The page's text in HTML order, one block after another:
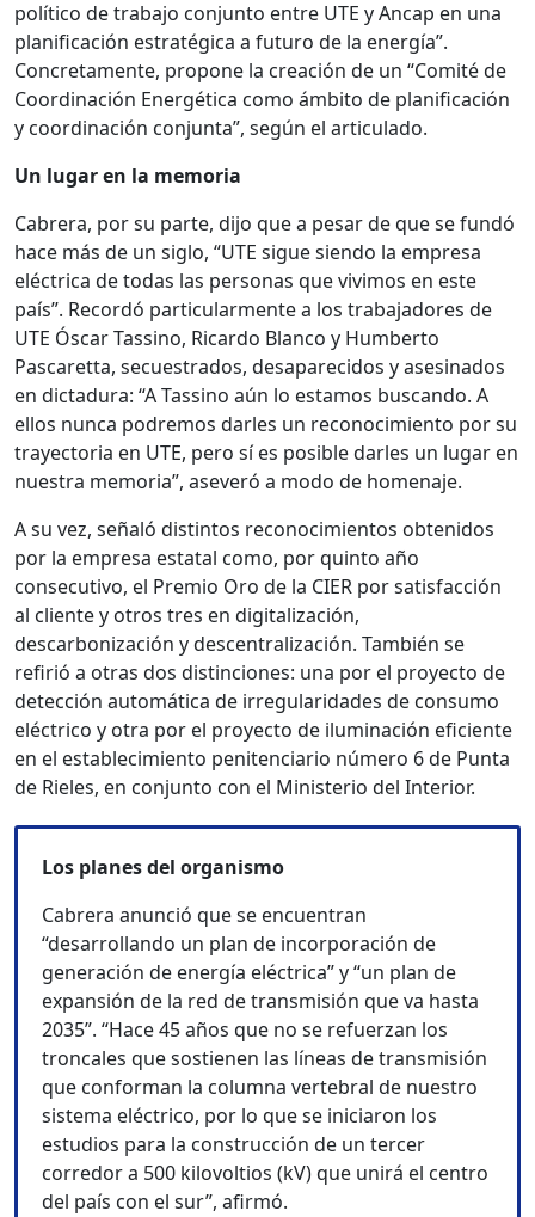
político de trabajo conjunto entre UTE y Ancap en una
planificación estratégica a futuro de la energía”.
Concretamente, propone la creación de un “Comité de
Coordinación Energética como ámbito de planificación
y coordinación conjunta”, según el articulado.
Un lugar en la memoria
Cabrera, por su parte, dijo que a pesar de que se fundó
hace más de un siglo, “UTE sigue siendo la empresa
eléctrica de todas las personas que vivimos en este
país”. Recordó particularmente a los trabajadores de
UTE Óscar Tassino, Ricardo Blanco y Humberto
Pascaretta, secuestrados, desaparecidos y asesinados
en dictadura: “A Tassino aún lo estamos buscando. A
ellos nunca podremos darles un reconocimiento por su
trayectoria en UTE, pero sí es posible darles un lugar en
nuestra memoria”, aseveró a modo de homenaje.
A su vez, señaló distintos reconocimientos obtenidos
por la empresa estatal como, por quinto año
consecutivo, el Premio Oro de la CIER por satisfacción
al cliente y otros tres en digitalización,
descarbonización y descentralización. También se
refirió a otras dos distinciones: una por el proyecto de
detección automática de irregularidades de consumo
eléctrico y otra por el proyecto de iluminación eficiente
en el establecimiento penitenciario número 6 de Punta
de Rieles, en conjunto con el Ministerio del Interior.
Los planes del organismo
Cabrera anunció que se encuentran
“desarrollando un plan de incorporación de
generación de energía eléctrica” y “un plan de
expansión de la red de transmisión que va hasta
2035”. “Hace 45 años que no se refuerzan los
troncales que sostienen las líneas de transmisión
que conforman la columna vertebral de nuestro
sistema eléctrico, por lo que se iniciaron los
estudios para la construcción de un tercer
corredor a 500 kilovoltios (kV) que unirá el centro
del país con el sur”, afirmó.